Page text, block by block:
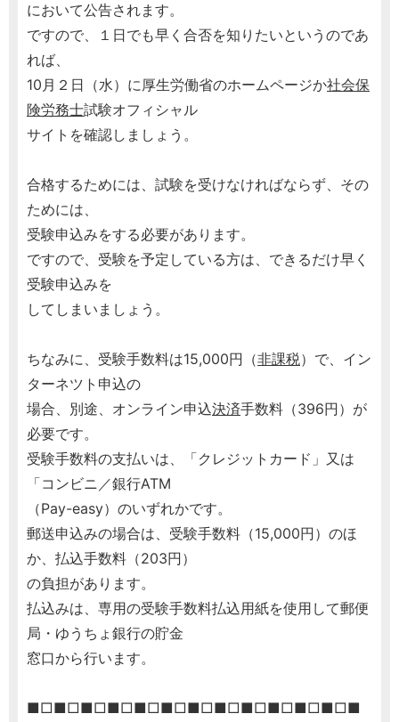
において公告されます。
ですので、１日でも早く合否を知りたいというのであ
れば、
10月２日（水）に厚生労働省のホームページか社会保
険労務士試験オフィシャル
サイトを確認しましょう。
合格するためには、試験を受けなければならず、その
ためには、
受験申込みをする必要があります。
ですので、受験を予定している方は、できるだけ早く
受験申込みを
してしまいましょう。
ちなみに、受験手数料は15,000円（非課税）で、イン
ターネツト申込の
場合、別途、オンライン申込決済手数料（396円）が
必要です。
受験手数料の支払いは、「クレジットカード」又は
「コンビニ／銀行ATM
（Pay-easy）のいずれかです。
郵送申込みの場合は、受験手数料（15,000円）のほ
か、払込手数料（203円）
の負担があります。
払込みは、専用の受験手数料払込用紙を使用して郵便
局・ゆうちょ銀行の貯金
窓口から行います。
■□■□■□■□■□■□■□■□■□■□■□■□■